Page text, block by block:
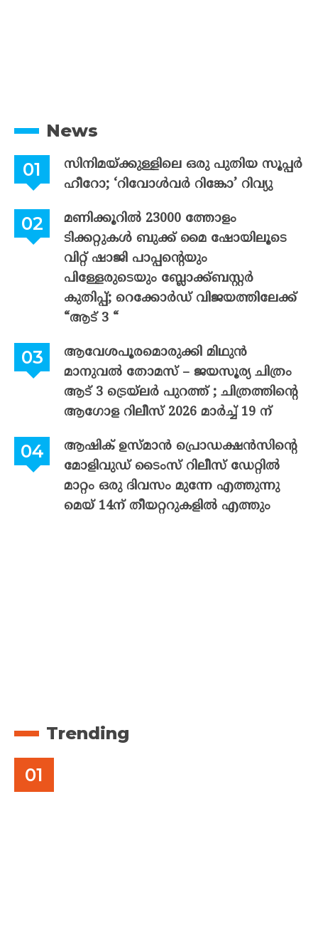
News
സിനിമയ്ക്കുള്ളിലെ ഒരു പുതിയ സൂപ്പർ
ഹീറോ; ‘റിവോൾവർ റിങ്കോ’ റിവ്യു
മണിക്കൂറിൽ 23000 ത്തോളം
ടിക്കറ്റുകൾ ബുക്ക് മൈ ഷോയിലൂടെ
വിറ്റ് ഷാജി പാപ്പന്റെയും
പിള്ളേരുടെയും ബ്ലോക്ക്ബസ്റ്റർ
കുതിപ്പ്; റെക്കോർഡ് വിജയത്തിലേക്ക്
“ആട് 3 “
ആവേശപൂരമൊരുക്കി മിഥുൻ
മാനുവൽ തോമസ് – ജയസൂര്യ ചിത്രം
ആട് 3 ട്രെയ്‌ലർ പുറത്ത് ; ചിത്രത്തിന്റെ
ആഗോള റിലീസ് 2026 മാർച്ച് 19 ന്
ആഷിക് ഉസ്മാൻ പ്രൊഡക്ഷൻസിന്റെ
മോളിവുഡ് ടൈംസ് റിലീസ് ഡേറ്റിൽ
മാറ്റം ഒരു ദിവസം മുന്നേ എത്തുന്നു
മെയ് 14ന് തീയറ്ററുകളിൽ എത്തും
Trending